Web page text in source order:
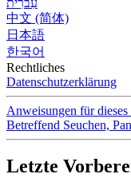
中文 (简体)
日本語
한국어
Rechtliches
Datenschutzerklärung
Anweisungen für dieses
Betreffend Seuchen,
Letzte